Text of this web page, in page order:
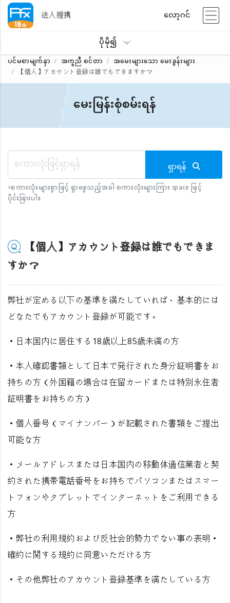
法人提携
လော့ဂင်
ပိုမို၍
ပင်မစာမျက်နှာ အကူညီ စင်တာ
အမေးများသော မေးခွန်းများ
【個人】アカウント登録は誰でもできますか？
မေးမြန်းစုံစမ်းရန်
ရှာရန်
※စကားလုံးများစွာဖြင့် ရှာဖွေသည့်အခါ စကားလုံးများကြား space ဖြင့်
ပိုင်းခြားပါ။
【個人】アカウント登録は誰でもできま
すか？
弊社が定める以下の基準を満たしていれば、基本的には
どなたでもアカウント登録が可能です。
・日本国内に居住する18歳以上85歳未満の方
・本人確認書類として日本で発行された身分証明書をお
持ちの方（外国籍の場合は在留カードまたは特別永住者
証明書をお持ちの方）
・個人番号（マイナンバー）が記載された書類をご提出
可能な方
・メールアドレスまたは日本国内の移動体通信業者と契
約された携帯電話番号をお持ちでパソコンまたはスマー
トフォンやタブレットでインターネットをご利用できる
方
・弊社の利用規約および反社会的勢力でない事の表明・
確約に関する規約に同意いただける方
・その他弊社のアカウント登録基準を満たしている方